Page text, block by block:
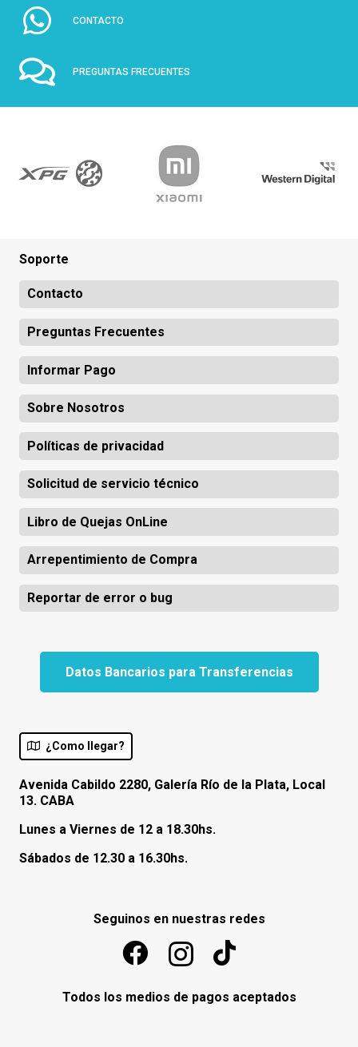
CONTACTO
PREGUNTAS FRECUENTES
Soporte
Contacto
Preguntas Frecuentes
Informar Pago
Sobre Nosotros
Políticas de privacidad
Solicitud de servicio técnico
Libro de Quejas OnLine
Arrepentimiento de Compra
Reportar de error o bug
Datos Bancarios para Transferencias
¿Como llegar?
Avenida Cabildo 2280, Galería Río de la Plata, Local
13. CABA
Lunes a Viernes de 12 a 18.30hs.
Sábados de 12.30 a 16.30hs.
Seguinos en nuestras redes
Todos los medios de pagos aceptados